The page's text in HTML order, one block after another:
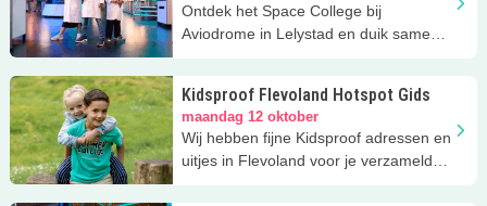
Ontdek het Space College bij
Aviodrome in Lelystad en duik samen
Kidsproof Flevoland Hotspot Gids
maandag 12 oktober
Wij hebben fijne Kidsproof adressen en
uitjes in Flevoland voor je verzameld!